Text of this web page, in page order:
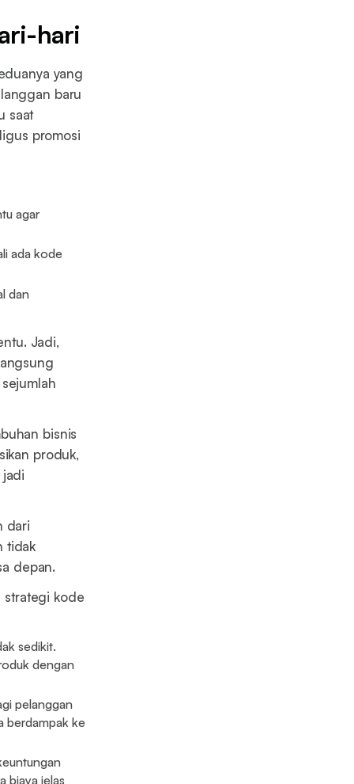
hari
yang
baru
saat
promosi
agar
ada kode
dan
Jadi,
bisnis
produk,
dari
tidak
depan.
kode
sedikit.
dengan
pelanggan
berdampak ke
biaya jelas